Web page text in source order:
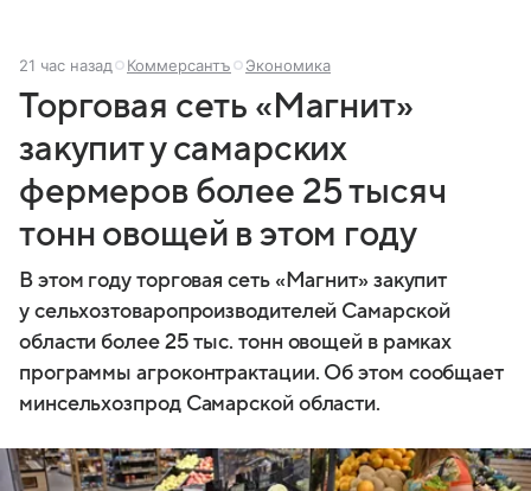
21 час назад Коммерсантъ Экономика
Торговая сеть «Магнит»
закупит у самарских
фермеров более 25 тысяч
тонн овощей в этом году
В этом году торговая сеть «Магнит» закупит
у сельхозтоваропроизводителей Самарской
области более 25 тыс. тонн овощей в рамках
программы агроконтрактации. Об этом сообщает
минсельхозпрод Самарской области.